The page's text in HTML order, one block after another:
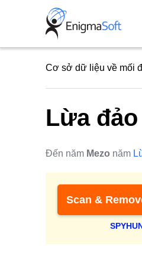
Cơ sở dữ liệu về mối
Lừa
Đến năm Mezo năm
Scan &